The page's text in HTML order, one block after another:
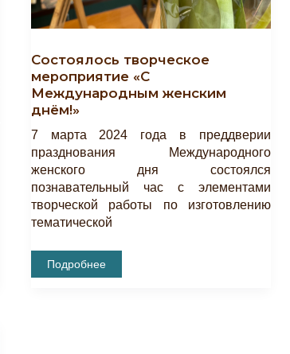
Состоялось творческое
мероприятие «С
Международным женским
днём!»
7 марта 2024 года в преддверии
празднования Международного
женского дня состоялся
познавательный час с элементами
творческой работы по изготовлению
тематической
Состоялось
Творческое
Подробнее